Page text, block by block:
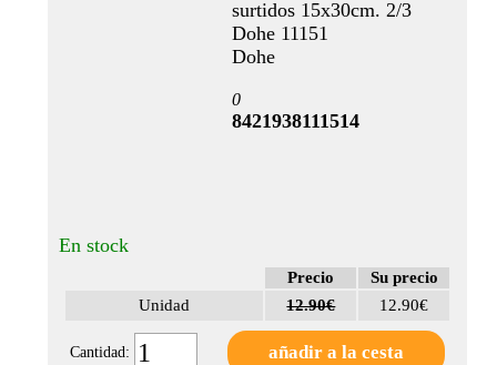
surtidos 15x30cm. 2/3
Dohe 11151
Dohe
0
8421938111514
En stock
Precio
Su precio
Unidad
12.90€ 12.90€
Cantidad: